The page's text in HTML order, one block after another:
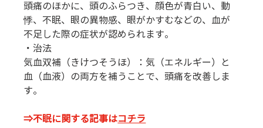
頭痛のほかに、頭のふらつき、顔色が青白い、動
悸、不眠、眼の異物感、眼がかすむなどの、血が
不足した際の症状が認められます。
・治法
気血双補（きけつそうほ）：気（エネルギー）と
血（血液）の両方を補うことで、頭痛を改善しま
す。
⇒不眠に関する記事はコチラ